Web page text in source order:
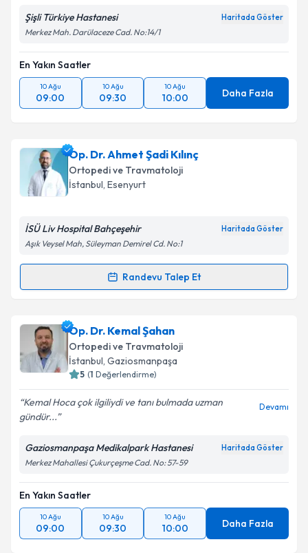
Metni'ni okudum ve kişisel verilerimin belirtilen
kapsamda işlenmesini kabul ediyorum.
Takvim Talebini Gönder
Şişli Türkiye Hastanesi Haritada Göster
Merkez Mah. Darülaceze Cad. No:14/1
En Yakın Saatler
10 Ağu
09:00
10 Ağu
09:30
10 Ağu
10:00 Daha Fazla
Op. Dr. Ahmet Şadi Kılınç
Ortopedi ve Travmatoloji
İstanbul, Esenyurt
İSÜ Liv Hospital Bahçeşehir Haritada Göster
Aşık Veysel Mah, Süleyman Demirel Cd. No:1
Randevu Talep Et
Randevu Takvimi Talebi
Op. Dr. Ahmet Şadi Kılınçiçin randevu takvimi talebi
oluşturun. Size bu uzmandan randevu almanız için bir
takvim hazırlandığında e-posta ile bilgilendireceğiz.
Kişisel verilerimin işlenmesine ilişkin
Aydınlatma
Metni'ni okudum ve kişisel verilerimin belirtilen
kapsamda işlenmesini kabul ediyorum.
Takvim Talebini Gönder
Op. Dr. Kemal Şahan
Ortopedi ve Travmatoloji
İstanbul, Gaziosmanpaşa
5 (1 Değerlendirme)
Kemal Hoca çok ilgiliydi ve tanı bulmada uzman
gündür...
Devamı
Gaziosmanpaşa Medikalpark Hastanesi Haritada Göster
Merkez Mahallesi Çukurçeşme Cad. No: 57-59
En Yakın Saatler
10 Ağu
09:00
10 Ağu
09:30
10 Ağu
10:00 Daha Fazla